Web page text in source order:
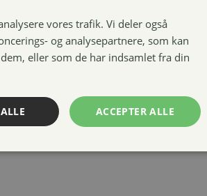
ARION Original Skin &
Coat – MEDIUM
vores trafik. Vi deler også
og analysepartnere, som kan
eller som de har indsamlet fra din
ACCEPTER ALLE